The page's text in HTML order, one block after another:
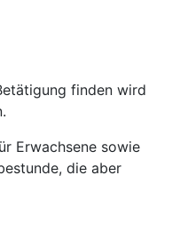
finden wird
Erwachsene sowie
die aber